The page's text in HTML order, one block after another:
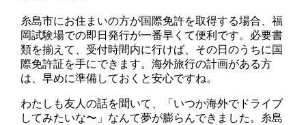
糸島市にお住まいの方が国際免許を取得する場合、福
岡試験場での即日発行が一番早くて便利です。必要書
類を揃えて、受付時間内に行けば、その日のうちに国
際免許証を手にできます。海外旅行の計画がある方
は、早めに準備しておくと安心ですね。
わたしも友人の話を聞いて、「いつか海外でドライブ
してみたいな〜」なんて夢が膨らんできました。糸島